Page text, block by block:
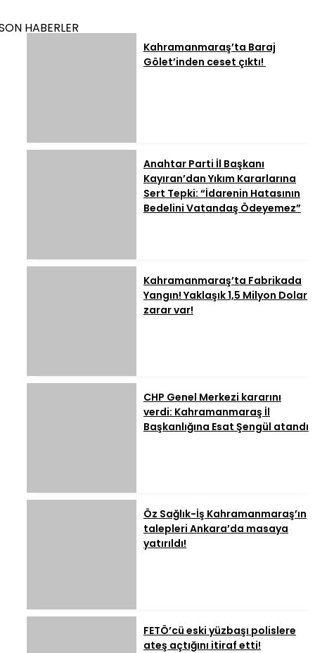
HABERLER
Kahramanmaraş’ta Baraj
Gölet’inden ceset çıktı!
Anahtar Parti İl Başkanı
Kayıran’dan Yıkım Kararlarına
Sert Tepki: “İdarenin Hatasının
Bedelini Vatandaş Ödeyemez”
Kahramanmaraş’ta Fabrikada
Yangın! Yaklaşık 1,5 Milyon Dolar
zarar var!
CHP Genel Merkezi kararını
verdi: Kahramanmaraş İl
Başkanlığına Esat Şengül atandı
Öz Sağlık-İş Kahramanmaraş’ın
talepleri Ankara’da masaya
yatırıldı!
FETÖ’cü eski yüzbaşı polislere
ateş açtığını itiraf etti!